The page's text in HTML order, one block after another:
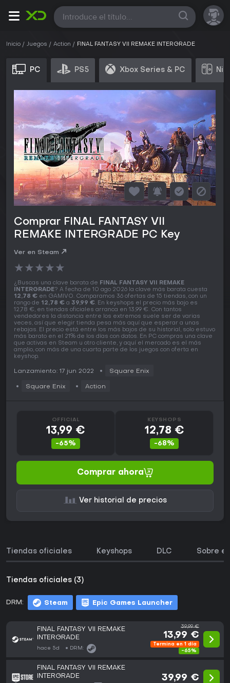
Todas
Inicio Juegos Action FINAL FANTASY VII REMAKE INTERGRADE
PC PS5 Xbox Series & PC
Comprar FINAL FANTASY VII
REMAKE INTERGRADE PC Key
Ver en Steam
★★★★★
¿Buscas una clave barata de FINAL FANTASY VII REMAKE
INTERGRADE? A fecha de 10 ago 2026 la clave más barata cuesta
12,78 € en GAMIVO. Comparamos 36 ofertas de 15 tiendas, con un
rango de 12,78 € a 39,99 €. En keyshops el precio más bajo es
12,78 €, en tiendas oficiales arranca en 13,99 €. Con tantos
vendedores la distancia entre los extremos suele ser de varias
veces, así que elegir tienda pesa más aquí que esperar a unas
rebajas. El precio está entre los más bajos de su historial, solo estuvo
más barato en el 21% de los días con datos. En PC compras una clave
que activas en Steam u otro cliente, y aquí el mercado es el más
amplio, con más de una cuarta parte de los juegos con oferta en
keyshop.
Lanzamiento: 17 jun 2022 Square Enix
Square Enix Action
OFFICIAL
13,99 €
-65%
KEYSHOPS
12,78 €
-68%
Comprar ahora
Ver historial de precios
Tiendas oficiales Keyshops DLC Sobre
Tiendas oficiales (3)
DRM: Steam Epic Games Launcher
FINAL FANTASY VII REMAKE
INTERGRADE
hace 5d DRM:
39,99 €
13,99 €
Termina en 1 día
-65%
FINAL FANTASY VII REMAKE
INTERGRADE
39,99 €